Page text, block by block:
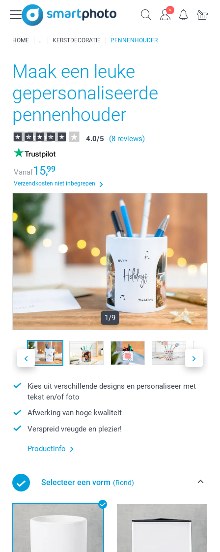
HOME KERSTDECORATIE PENNENHOUDER
Maak een leuke
gepersonaliseerde
pennenhouder
4.0/5 (8 reviews)
Vanaf15,99
Verzendkosten niet inbegrepen
1/9
Kies uit verschillende designs en personaliseer met
tekst en/of foto
Afwerking van hoge kwaliteit
Verspreid vreugde en plezier!
Productinfo
Selecteer een vorm (Rond)